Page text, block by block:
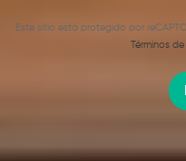
Este sitio está protegido por
Términos